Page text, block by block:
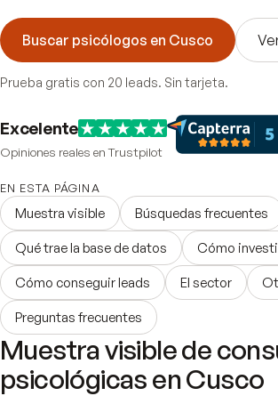
Buscar psicólogos en Cusco
Prueba gratis con 20 leads. Sin tarjeta.
Excelente
Opiniones reales en Trustpilot
EN ESTA PÁGINA
Muestra visible Búsquedas frecuentes
Qué trae la base de datos Cómo
Cómo conseguir leads El sector
Preguntas frecuentes
Muestra visible de
psicológicas en Cusco